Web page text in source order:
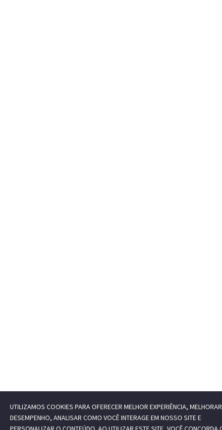
UTILIZAMOS COOKIES PARA OFERECER MELHOR EXPERIÊNCIA,
DESEMPENHO, ANALISAR COMO VOCÊ INTERAGE EM NOSSO SITE E